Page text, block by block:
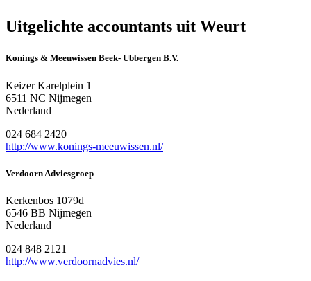
Uitgelichte accountants uit Weurt
Konings & Meeuwissen Beek- Ubbergen B.V.
Keizer Karelplein 1
6511 NC Nijmegen
Nederland
024 684 2420
http://www.konings-meeuwissen.nl/
Verdoorn Adviesgroep
Kerkenbos 1079d
6546 BB Nijmegen
Nederland
024 848 2121
http://www.verdoornadvies.nl/